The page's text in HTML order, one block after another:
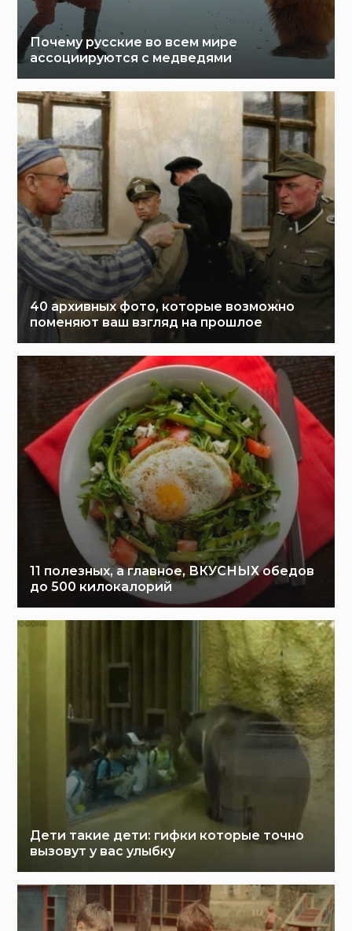
Почему русские во всем мире
ассоциируются с медведями
40 архивных фото, которые возможно
поменяют ваш взгляд на прошлое
11 полезных, а главное, ВКУСНЫХ обедов
до 500 килокалорий
Дети такие дети: гифки которые точно
вызовут у вас улыбку